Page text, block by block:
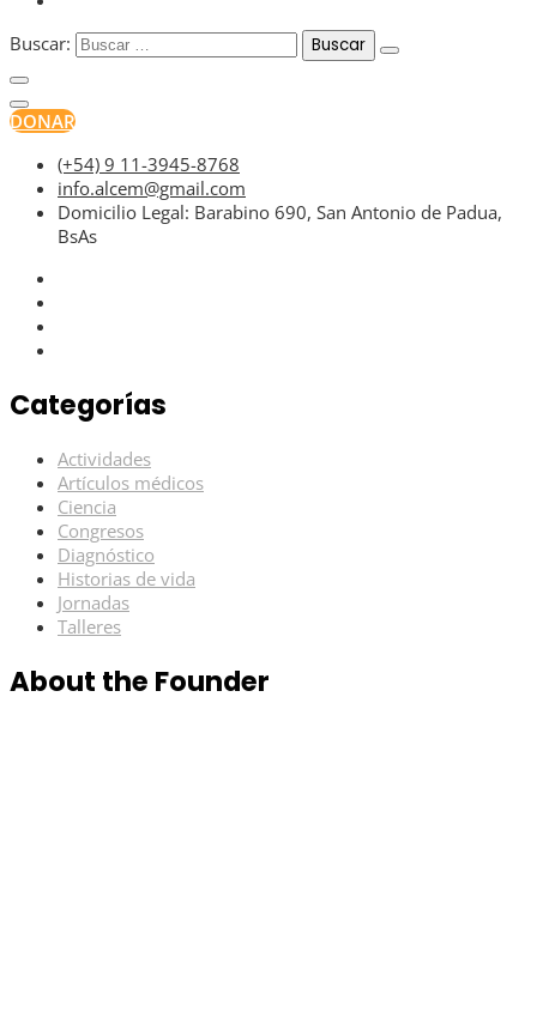
Buscar:
DONAR
(+54) 9 11-3945-8768
info.alcem@gmail.com
Domicilio Legal: Barabino 690, San Antonio de Padua,
BsAs
Categorías
Actividades
Artículos médicos
Ciencia
Congresos
Diagnóstico
Historias de vida
Jornadas
Talleres
About the Founder